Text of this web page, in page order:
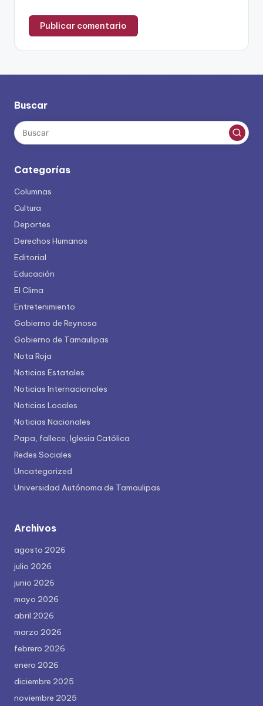
Buscar
Categorías
Columnas
Cultura
Deportes
Derechos Humanos
Editorial
Educación
El Clima
Entretenimiento
Gobierno de Reynosa
Gobierno de Tamaulipas
Nota Roja
Noticias Estatales
Noticias Internacionales
Noticias Locales
Noticias Nacionales
Papa, fallece, Iglesia Católica
Redes Sociales
Uncategorized
Universidad Autónoma de Tamaulipas
Archivos
agosto 2026
julio 2026
junio 2026
mayo 2026
abril 2026
marzo 2026
febrero 2026
enero 2026
diciembre 2025
noviembre 2025